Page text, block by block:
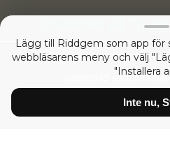
Omdömen på
Copyright © 2026RIDDGEM
52895949 sedan
Lägg till Riddgem som app för
webbläsarens meny och välj
"Installera
Inte nu,